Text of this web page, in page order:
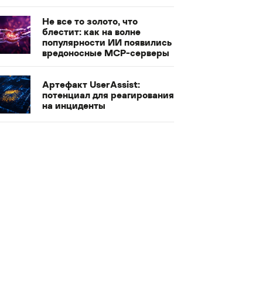
Не все то золото, что
блестит: как на волне
популярности ИИ появились
вредоносные MCP-серверы
Артефакт UserAssist:
потенциал для реагирования
на инциденты